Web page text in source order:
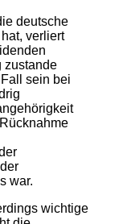
deutsche
verliert
zustande
sein bei
war.
wichtige